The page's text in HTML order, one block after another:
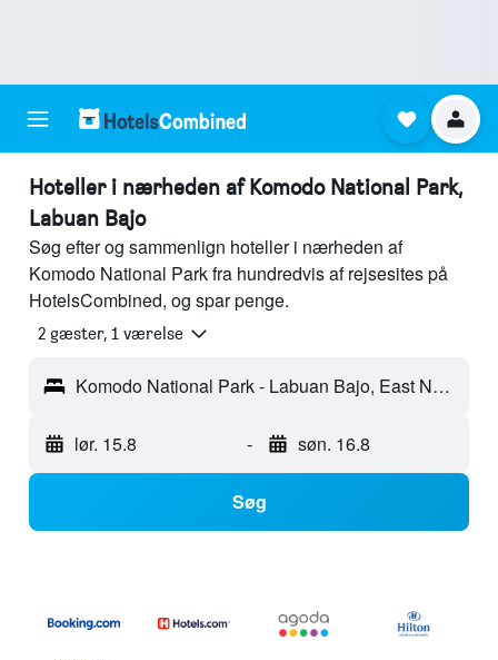
Hoteller i nærheden af Komodo National Park,
Labuan Bajo
Søg efter og sammenlign hoteller i nærheden af
Komodo National Park fra hundredvis af rejsesites på
HotelsCombined, og spar penge.
2 gæster, 1 værelse
Komodo National Park - Labuan Bajo, East Nusa Tenggara, Indonesien
lør. 15.8 - søn. 16.8
Søg